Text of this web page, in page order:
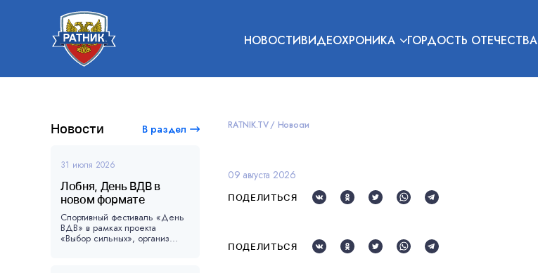
НОВОСТИВИДЕОХРОНИКА ГОРДОСТЬ ОТЕЧЕСТВА
Новости В раздел
31 июля 2026
Лобня, День ВДВ в
новом формате
Спортивный фестиваль «День
ВДВ» в рамках проекта
«Выбор сильных», организ...
RATNIK.TV Новости
09 августа 2026
ПОДЕЛИТЬСЯ
ПОДЕЛИТЬСЯ